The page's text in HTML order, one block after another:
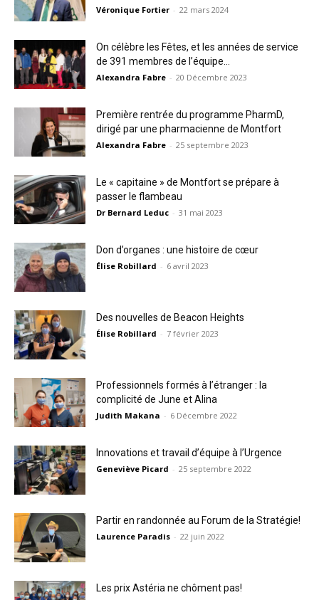
Véronique Fortier - 22 mars 2024
On célèbre les Fêtes, et les années de service
de 391 membres de l’équipe...
Alexandra Fabre - 20 Décembre 2023
Première rentrée du programme PharmD,
dirigé par une pharmacienne de Montfort
Alexandra Fabre - 25 septembre 2023
Le « capitaine » de Montfort se prépare à
passer le flambeau
Dr Bernard Leduc - 31 mai 2023
Don d’organes : une histoire de cœur
Élise Robillard - 6 avril 2023
Des nouvelles de Beacon Heights
Élise Robillard - 7 février 2023
Professionnels formés à l’étranger : la
complicité de June et Alina
Judith Makana - 6 Décembre 2022
Innovations et travail d’équipe à l’Urgence
Geneviève Picard - 25 septembre 2022
Partir en randonnée au Forum de la Stratégie!
Laurence Paradis - 22 juin 2022
Les prix Astéria ne chôment pas!